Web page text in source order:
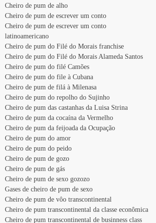
Cheiro de pum de alho
Cheiro de pum de escrever um conto
Cheiro de pum de escrever um conto
latinoamericano
Cheiro de pum do Filé do Morais franchise
Cheiro de pum do Filé do Morais Alameda Santos
Cheiro de pum do filé Camões
Cheiro de pum do file à Cubana
Cheiro de pum de filá à Milenasa
Cheiro de pum do repolho do Sujinho
Cheiro de pum das castanhas da Luisa Strina
Cheiro de pum da cocaína da Vermelho
Cheiro de pum da feijoada da Ocupação
Cheiro de pum do amor
Cheiro de pum do peido
Cheiro de pum de gozo
Cheiro de pum de gás
Cheiro de pum de sexo gozozo
Gases de cheiro de pum de sexo
Cheiro de pum de vôo transcontinental
Cheiro de pum transcontinental da classe econômica
Cheiro de pum transcontinental de businness class